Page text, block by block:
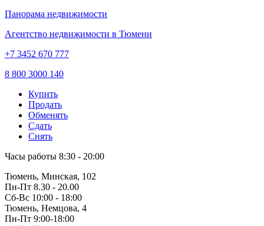
Панорама недвижимости
Агентство недвижимости в Тюмени
+7 3452 670 777
8 800 3000 140
Купить
Продать
Обменять
Сдать
Снять
Часы работы 8:30 - 20:00
Тюмень, Минская, 102
Пн-Пт 8.30 - 20.00
Сб-Вс 10:00 - 18:00
Тюмень, Немцова, 4
Пн-Пт 9:00-18:00